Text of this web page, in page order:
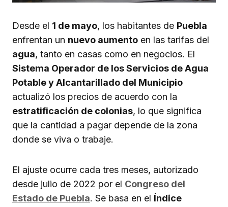
Desde el 1 de mayo, los habitantes de Puebla
enfrentan un nuevo aumento en las tarifas del
agua, tanto en casas como en negocios. El
Sistema Operador de los Servicios de Agua
Potable y Alcantarillado del Municipio
actualizó los precios de acuerdo con la
estratificación de colonias, lo que significa
que la cantidad a pagar depende de la zona
donde se viva o trabaje.
El ajuste ocurre cada tres meses, autorizado
desde julio de 2022 por el Congreso del
Estado de Puebla. Se basa en el Índice